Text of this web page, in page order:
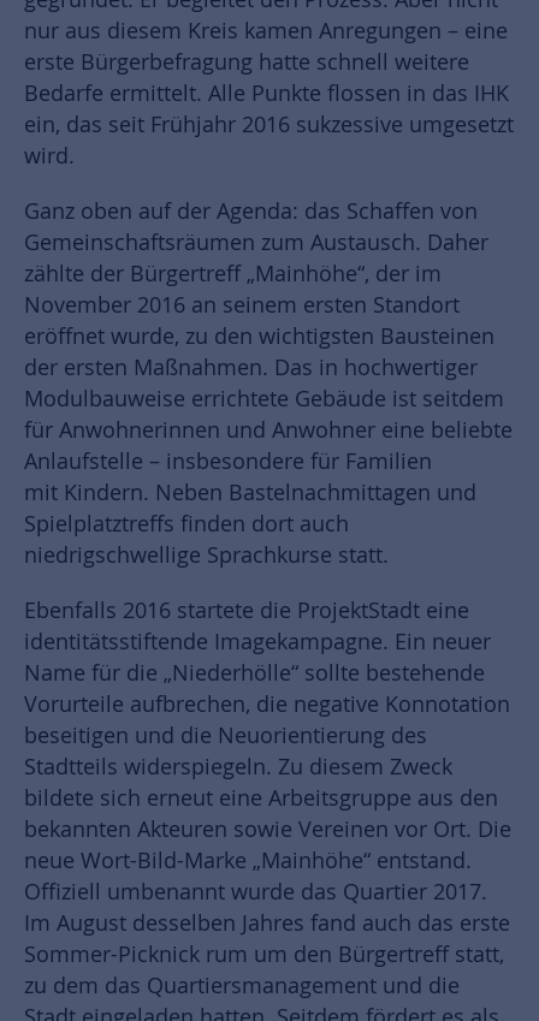
nur aus diesem Kreis kamen Anregungen – eine
erste Bürgerbefragung hatte schnell weitere
Bedarfe ermittelt. Alle Punkte flossen in das IHK
ein, das seit Frühjahr 2016 sukzessive umgesetzt
wird.
Ganz oben auf der Agenda: das Schaffen von
Gemeinschaftsräumen zum Austausch. Daher
zählte der Bürgertreff „Mainhöhe“, der im
November 2016 an seinem ersten Standort
eröffnet wurde, zu den wichtigsten Bausteinen
der ersten Maßnahmen. Das in hochwertiger
Modulbauweise errichtete Gebäude ist seitdem
für Anwohnerinnen und Anwohner eine beliebte
Anlaufstelle – insbesondere für Familien
mit Kindern. Neben Bastelnachmittagen und
Spielplatztreffs finden dort auch
niedrigschwellige Sprachkurse statt.
Ebenfalls 2016 startete die ProjektStadt eine
identitätsstiftende Imagekampagne. Ein neuer
Name für die „Niederhölle“ sollte bestehende
Vorurteile aufbrechen, die negative Konnotation
beseitigen und die Neuorientierung des
Stadtteils widerspiegeln. Zu diesem Zweck
bildete sich erneut eine Arbeitsgruppe aus den
bekannten Akteuren sowie Vereinen vor Ort. Die
neue Wort-Bild-Marke „Mainhöhe“ entstand.
Offiziell umbenannt wurde das Quartier 2017.
Im August desselben Jahres fand auch das erste
Sommer-Picknick rum um den Bürgertreff statt,
zu dem das Quartiersmanagement und die